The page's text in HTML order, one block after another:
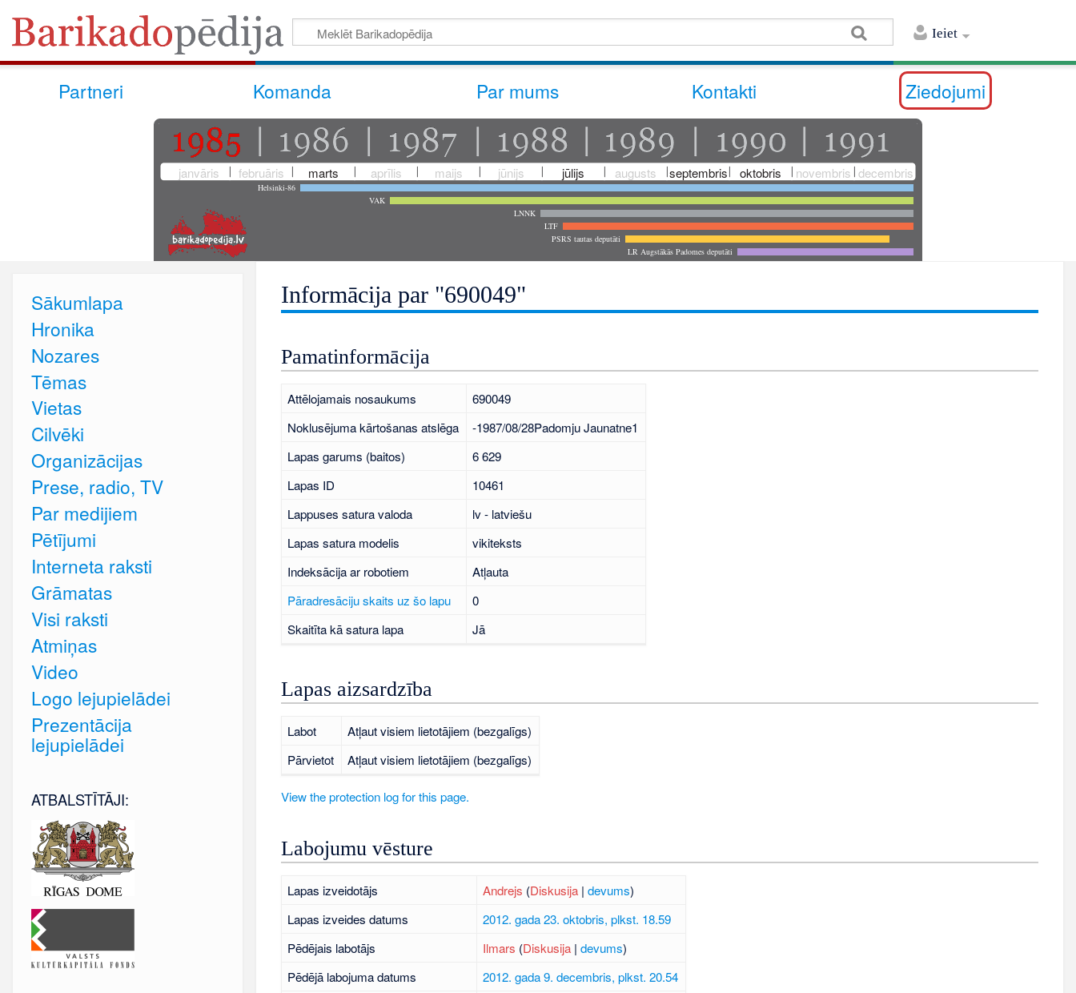
Ieiet
Partneri Komanda Par mums Kontakti Ziedojumi
janvāris februāris marts aprīlis maijs jūnijs jūlijs augusts septembris oktobris novembris decembris
Helsinki-86
VAK
LNNK
LTF
PSRS tautas deputāti
LR Augstākās Padomes deputāti
Informācija par "690049"
Pamatinformācija
Attēlojamais nosaukums
690049
Noklusējuma kārtošanas atslēga
-1987/08/28Padomju Jaunatne1
Lapas garums (baitos)
6 629
Lapas ID
10461
Lappuses satura valoda
lv - latviešu
Lapas satura modelis
vikiteksts
Indeksācija ar robotiem
Atļauta
Pāradresāciju skaits uz šo lapu
0
Skaitīta kā satura lapa
Jā
Lapas aizsardzība
Labot
Atļaut visiem lietotājiem (bezgalīgs)
Pārvietot
Atļaut visiem lietotājiem (bezgalīgs)
View the protection log for this page.
Labojumu vēsture
Lapas izveidotājs Andrejs (Diskusija |devums)
Lapas izveides datums
2012. gada 23. oktobris, plkst. 18.59
Pēdējais labotājs
Ilmars (Diskusija |devums)
Pēdējā labojuma datums
2012. gada 9. decembris, plkst. 20.54
Sākumlapa
Hronika
Nozares
Tēmas
Vietas
Cilvēki
Organizācijas
Prese, radio, TV
Par medijiem
Pētījumi
Interneta raksti
Grāmatas
Visi raksti
Atmiņas
Video
Logo lejupielādei
Prezentācija
lejupielādei
ATBALSTĪTĀJI: